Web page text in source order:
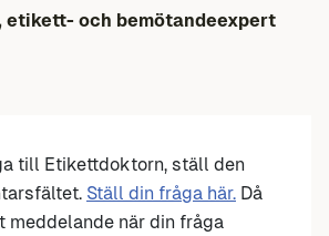
etikett- och bemötandeexpert
till Etikettdoktorn, ställ den
Ställ din fråga här. Då
meddelande när din fråga